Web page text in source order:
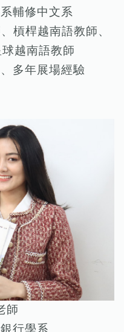
輔修中文系
槓桿越南語教師、
越南語教師
多年展場經驗
師
行學系